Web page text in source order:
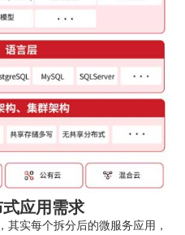
应用需求
其实每个拆分后的微服务应用，